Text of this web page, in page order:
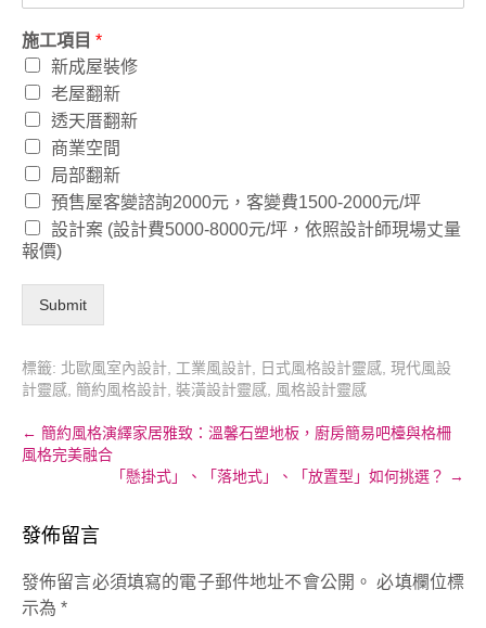
施工項目 *
新成屋裝修
老屋翻新
透天厝翻新
商業空間
局部翻新
預售屋客變諮詢2000元，客變費1500-2000元/坪
設計案 (設計費5000-8000元/坪，依照設計師現場丈量
報價)
Submit
標籤: 北歐風室內設計 工業風設計 日式風格設計靈感 現代風設
計靈感 簡約風格設計 裝潢設計靈感 風格設計靈感
Post
navigation
← 簡約風格演繹家居雅致：溫馨石塑地板，廚房簡易吧檯與格柵
風格完美融合
「懸掛式」、「落地式」、「放置型」如何挑選？ →
發佈留言
發佈留言必須填寫的電子郵件地址不會公開。 必填欄位標
示為 *